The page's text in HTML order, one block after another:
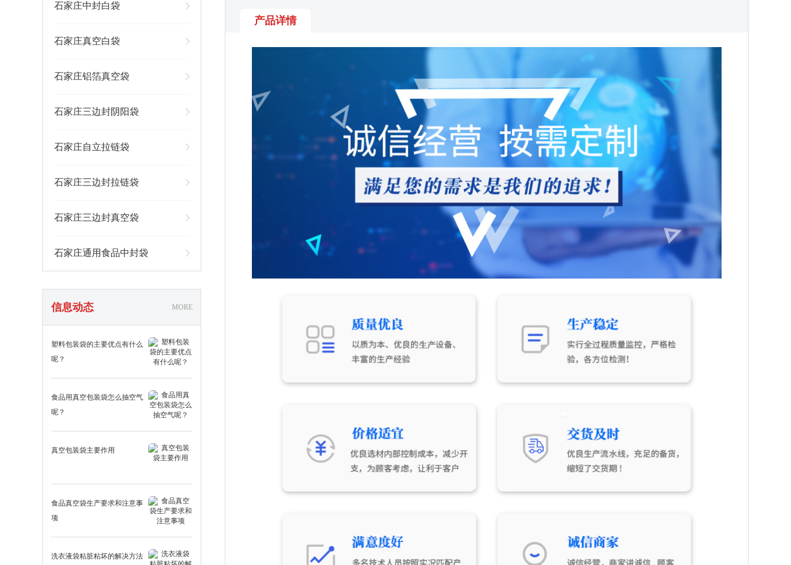
石家庄中封白袋
石家庄真空白袋
石家庄铝箔真空袋
石家庄三边封阴阳袋
石家庄自立拉链袋
石家庄三边封拉链袋
石家庄三边封真空袋
石家庄通用食品中封袋
信息动态 MORE
塑料包装袋的主要优点有什么
呢？
食品用真空包装袋怎么抽空气
呢？
真空包装袋主要作用
食品真空袋生产要求和注意事
项
洗衣液袋粘脏粘坏的解决方法
产品详情